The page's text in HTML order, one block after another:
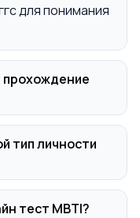
для понимания
прохождение
тип личности
тест MBTI?